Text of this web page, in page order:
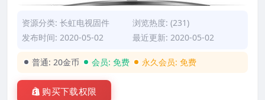
资源分类: 长虹电视固件
浏览热度: (231)
发布时间: 2020-05-02
最近更新: 2020-05-02
普通: 20金币 会员: 免费 永久会员: 免费
购买下载权限